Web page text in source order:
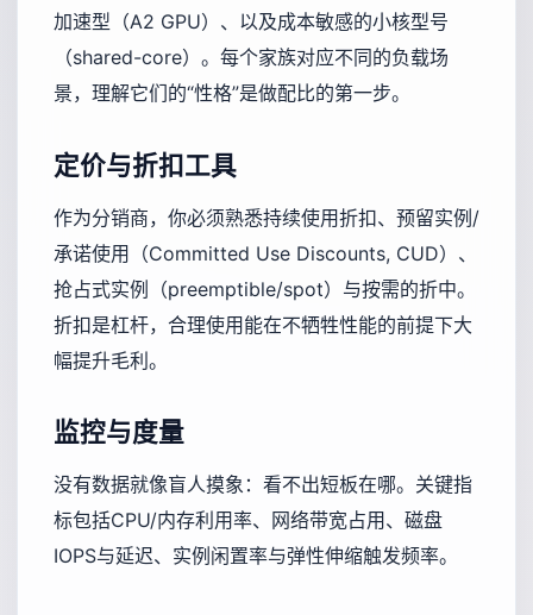
加速型（A2 GPU）、以及成本敏感的小核型号
（shared-core）。每个家族对应不同的负载场
景，理解它们的“性格”是做配比的第一步。
定价与折扣工具
作为分销商，你必须熟悉持续使用折扣、预留实例/
承诺使用（Committed Use Discounts, CUD）、
抢占式实例（preemptible/spot）与按需的折中。
折扣是杠杆，合理使用能在不牺牲性能的前提下大
幅提升毛利。
监控与度量
没有数据就像盲人摸象：看不出短板在哪。关键指
标包括CPU/内存利用率、网络带宽占用、磁盘
IOPS与延迟、实例闲置率与弹性伸缩触发频率。